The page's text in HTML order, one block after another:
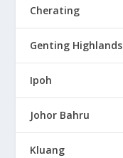
Cherating
Genting Highlands
Ipoh
Johor Bahru
Kluang